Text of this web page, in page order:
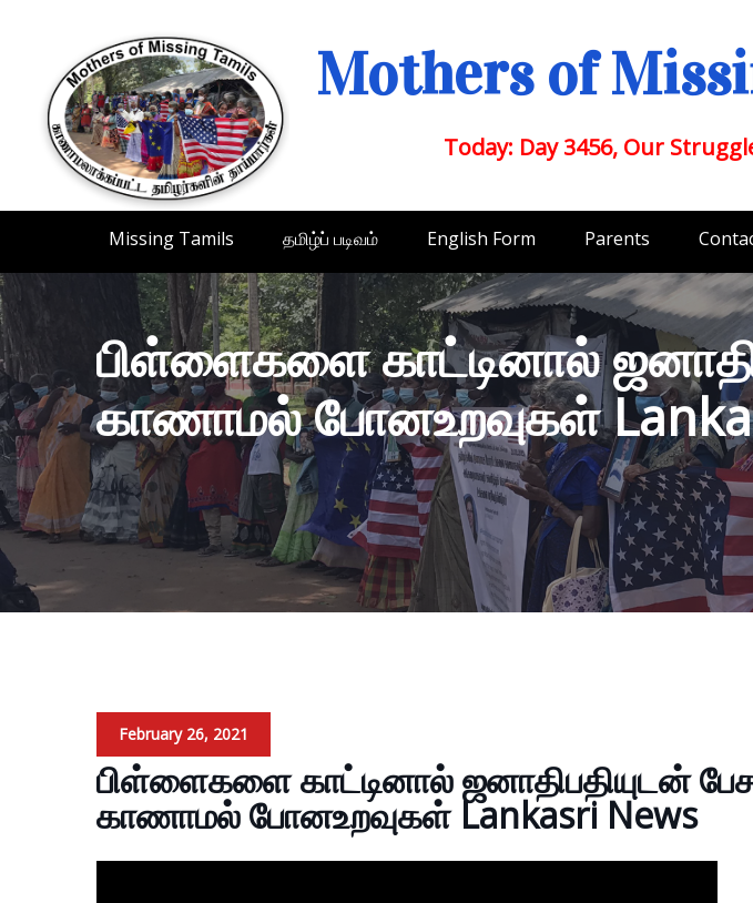
Mothers of
Today: Day 3456, Our
Missing Tamils தமிழ்ப் படிவம் English Form Parents
பிள்ளைகளை காட்டினால்
காணாமல் போனஉறவுகள்
February 26, 2021
பிள்ளைகளை காட்டினால் ஜனாதிபதியுடன்
காணாமல் போனஉறவுகள் Lankasri News